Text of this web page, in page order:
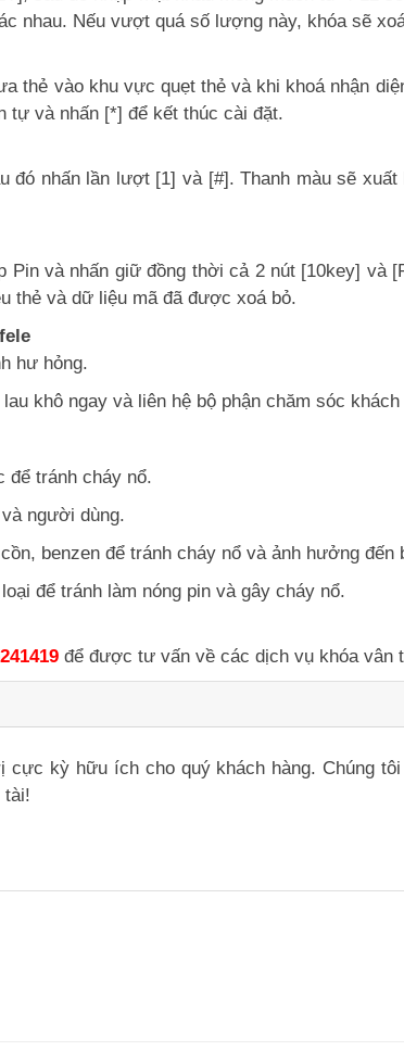
nhau. Nếu vượt quá số lượng này, khóa sẽ
thẻ vào khu vực quẹt thẻ và khi khoá nhận
tự và nhấn [*] để kết thúc cài đặt.
nhấn lần lượt [1] và [#]. Thanh màu sẽ
và nhấn giữ đồng thời cả 2 nút [10key] và
thẻ và dữ liệu mã đã được xoá bỏ.
hư hỏng.
khô ngay và liên hệ bộ phận chăm sóc khách
để tránh cháy nổ.
người dùng.
benzen để tránh cháy nổ và ảnh hưởng đến
để tránh làm nóng pin và gây cháy nổ.
để được tư vấn về các dịch vụ khóa vân
cực kỳ hữu ích cho quý khách hàng. Chúng
tài!